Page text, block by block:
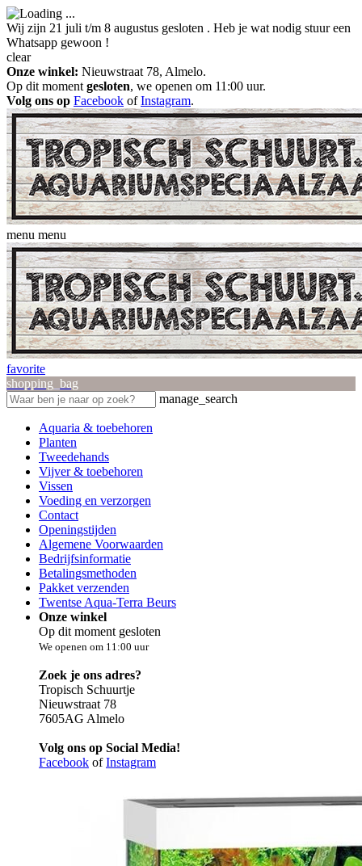
Wij zijn 21 juli t/m 8 augustus gesloten . Heb je wat nodig stuur een
Whatsapp gewoon !
clear
Onze winkel: Nieuwstraat 78, Almelo.
Op dit moment gesloten, we openen om 11:00 uur.
Volg ons op Facebook ofInstagram.
menu menu
favorite
shopping_bag
manage_search
Aquaria & toebehoren
Planten
Tweedehands
Vijver & toebehoren
Vissen
Voeding en verzorgen
Contact
Openingstijden
Algemene Voorwaarden
Bedrijfsinformatie
Betalingsmethoden
Pakket verzenden
Twentse Aqua-Terra Beurs
Onze winkel
Op dit moment gesloten
We openen om 11:00 uur
Zoek je ons adres?
Tropisch Schuurtje
Nieuwstraat 78
7605AG Almelo
Volg ons op Social Media!
Facebook ofInstagram